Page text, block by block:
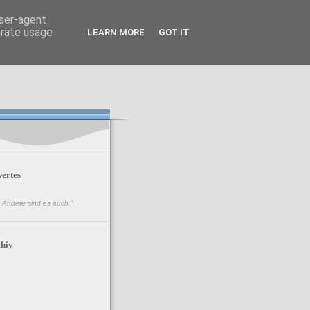
sind es auch. "
agent
usage
LEARN MORE GOT IT